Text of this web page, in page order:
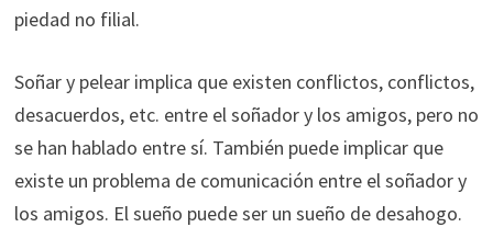
piedad no filial.
Soñar y pelear implica que existen conflictos, conflictos,
desacuerdos, etc. entre el soñador y los amigos, pero no
se han hablado entre sí. También puede implicar que
existe un problema de comunicación entre el soñador y
los amigos. El sueño puede ser un sueño de desahogo.